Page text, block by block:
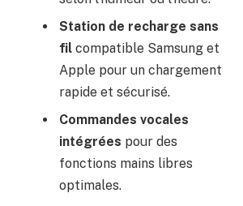
Station de recharge sans
fil compatible Samsung et
Apple pour un chargement
rapide et sécurisé.
Commandes vocales
intégrées pour des
fonctions mains libres
optimales.